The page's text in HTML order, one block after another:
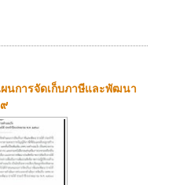
นการจัดเก็บภาษีและพัฒนา